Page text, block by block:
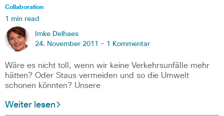
Collaboration
1 min read
Imke Delhaes
24. November 2011 - 1 Kommentar
Wäre es nicht toll, wenn wir keine Verkehrsunfälle mehr
hätten? Oder Staus vermeiden und so die Umwelt
schonen könnten? Unsere
Weiter lesen